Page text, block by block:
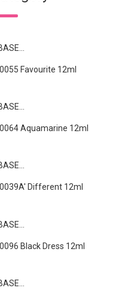
Favourite 12ml
Aquamarine 12ml
Different 12ml
Black Dress 12ml